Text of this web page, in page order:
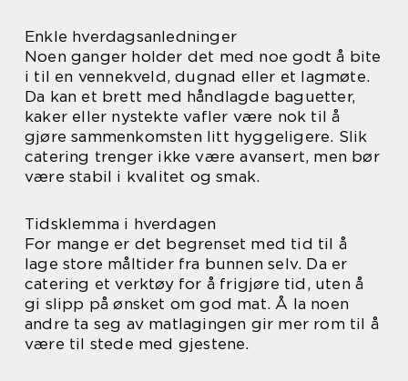
Enkle hverdagsanledninger
Noen ganger holder det med noe godt å bite
i til en vennekveld, dugnad eller et lagmøte.
Da kan et brett med håndlagde baguetter,
kaker eller nystekte vafler være nok til å
gjøre sammenkomsten litt hyggeligere. Slik
catering trenger ikke være avansert, men bør
være stabil i kvalitet og smak.
Tidsklemma i hverdagen
For mange er det begrenset med tid til å
lage store måltider fra bunnen selv. Da er
catering et verktøy for å frigjøre tid, uten å
gi slipp på ønsket om god mat. Å la noen
andre ta seg av matlagingen gir mer rom til å
være til stede med gjestene.